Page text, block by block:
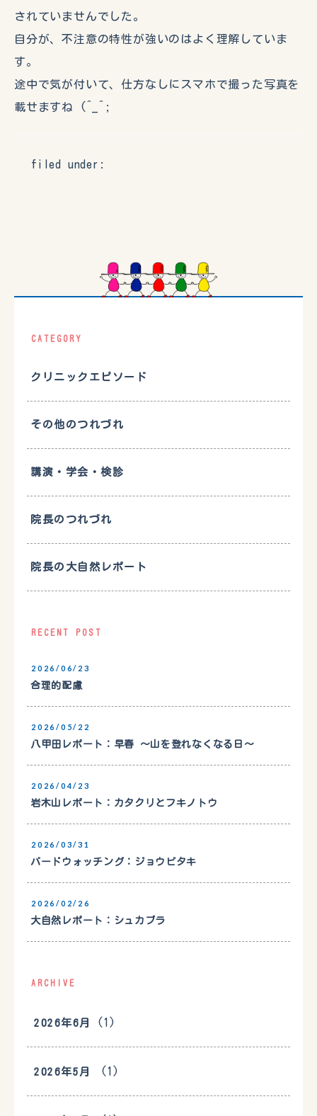
されていませんでした。
自分が、不注意の特性が強いのはよく理解していま
す。
途中で気が付いて、仕方なしにスマホで撮った写真を
載せますね (^_^;
filed under:
CATEGORY
クリニックエピソード
その他のつれづれ
講演・学会・検診
院長のつれづれ
院長の大自然レポート
RECENT POST
2026/06/23
合理的配慮
2026/05/22
八甲田レポート：早春 〜山を登れなくなる日〜
2026/04/23
岩木山レポート：カタクリとフキノトウ
2026/03/31
バードウォッチング：ジョウビタキ
2026/02/26
大自然レポート：シュカブラ
ARCHIVE
2026年6月 (1)
2026年5月 (1)